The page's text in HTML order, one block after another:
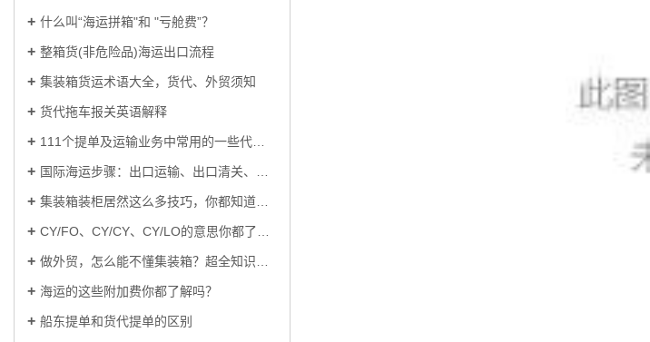
什么叫“海运拼箱"和 "亏舱费”？
整箱货(非危险品)海运出口流程
集装箱货运术语大全，货代、外贸须知
货代拖车报关英语解释
111个提单及运输业务中常用的一些代码、术语及意义
国际海运步骤：出口运输、出口清关、原产地处理、海运、进口清关...
集装箱装柜居然这么多技巧，你都知道吗？
CY/FO、CY/CY、CY/LO的意思你都了解吗？
做外贸，怎么能不懂集装箱？超全知识汇总！
海运的这些附加费你都了解吗？
船东提单和货代提单的区别